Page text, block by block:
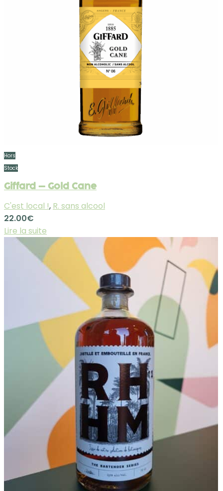
Hors
Stock
Giffard – Gold Cane
C'est local !, R. sans alcool
22.00€
Lire la suite